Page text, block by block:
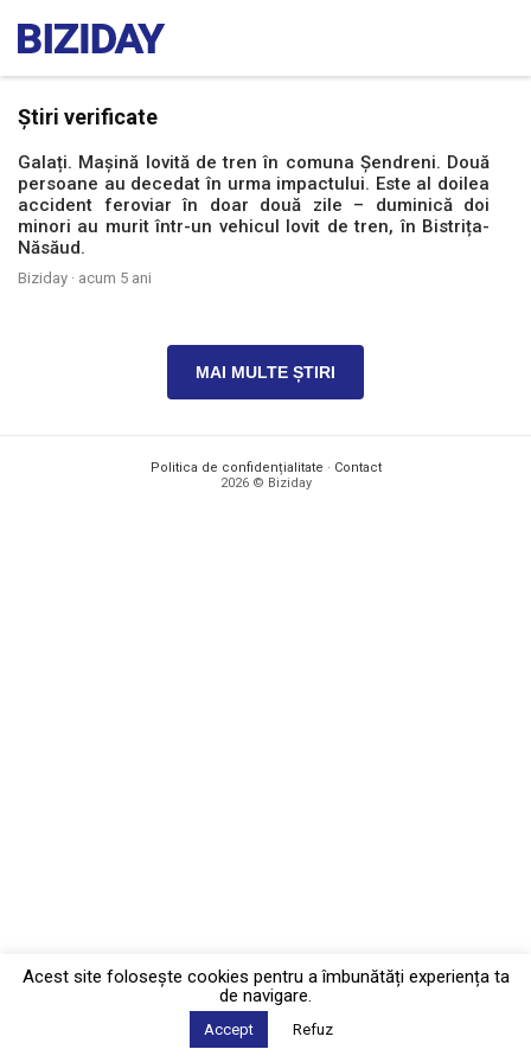
Știri verificate
Galați. Mașină lovită de tren în comuna Șendreni. Două
persoane au decedat în urma impactului. Este al doilea
accident feroviar în doar două zile – duminică doi
minori au murit într-un vehicul lovit de tren, în Bistrița-
Năsăud.
Biziday · acum 5 ani
MAI MULTE ȘTIRI
Politica de confidențialitate · Contact
2026 © Biziday
Acest site foloseşte cookies pentru a îmbunătăți experiența ta
de navigare.
Accept Refuz